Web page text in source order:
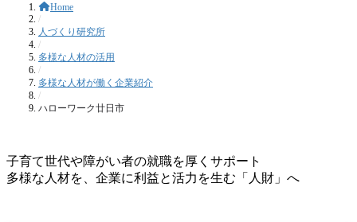
Home
/
人づくり研究所
/
多様な人材の活用
/
多様な人材が働く企業紹介
/
ハローワーク廿日市
子育て世代や障がい者の就職を厚くサポート
多様な人材を、企業に利益と活力を生む「人財」へ